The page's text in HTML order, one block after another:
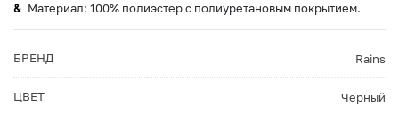
Материал: 100% полиэстер с полиуретановым покрытием.
БРЕНД Rains
ЦВЕТ Черный